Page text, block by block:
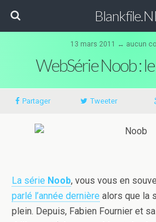
13 mars 2011 ↔ aucun
WebSérie Noob :
Partager Tweeter
La série Noob, vous vous en
parlé l’année dernière alors que la
plein. Depuis, Fabien Fournier et